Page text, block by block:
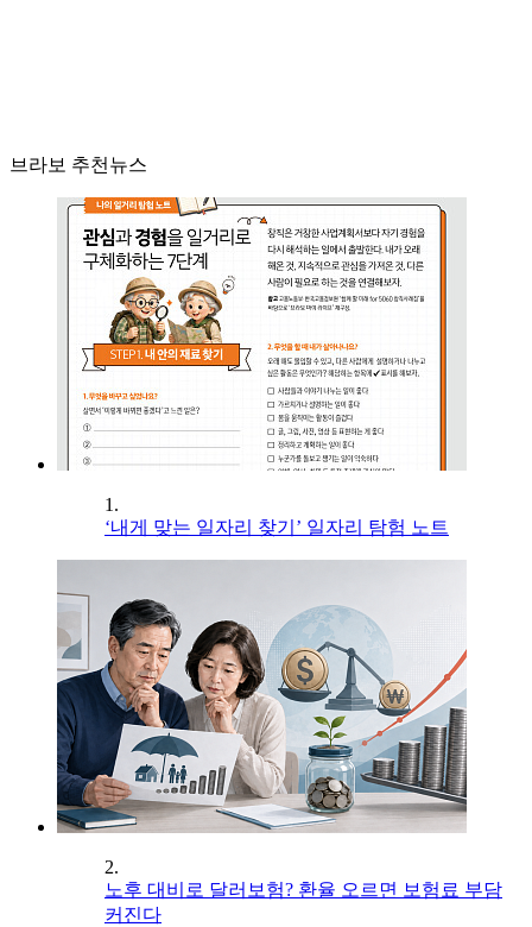
브라보 추천뉴스
1.
‘내게 맞는 일자리 찾기’ 일자리 탐험 노트
2.
노후 대비로 달러보험? 환율 오르면 보험료 부담
커진다